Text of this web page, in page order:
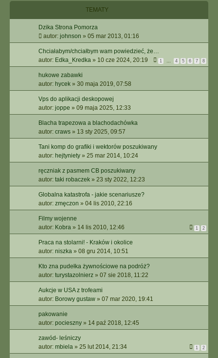
I
Z
A
A
N
S
O
W
A
N
TEMATY
Dzika Strona Pomorza
autor: johnson » 05 mar 2013, 01:16
Chciałabym/chciałbym wam powiedzieć, że…
autor: Edka_Kredka » 10 cze 2024, 20:19 1 4 5 6 7 8
hukowe zabawki
autor: hycek » 30 maja 2019, 07:58
Vps do aplikacji deskopowej
autor: joppe » 09 maja 2025, 12:33
Blacha trapezowa a blachodachówka
autor: craws » 13 sty 2025, 09:57
Tani komp do grafiki i wektorów poszukiwany
autor: hejtyniety » 25 mar 2014, 10:24
ręczniak z pasmem CB poszukiwany
autor: taki robaczek » 23 sty 2022, 12:23
Globalna katastrofa - jakie scenariusze?
autor: zmęczon » 04 lis 2010, 22:16
Filmy wojenne
autor: Kobra » 14 lis 2010, 12:46 1 2
Praca na stolarni! - Kraków i okolice
autor: niszka » 08 gru 2014, 10:51
Kto zna pudełka żywnościowe na podróż?
autor: turystazolnierz » 07 sie 2018, 11:22
Aukcje w USA z trofeami
autor: Borowy gustaw » 07 mar 2020, 19:41
pakowanie
autor: pocieszny » 14 paź 2018, 12:45
zawód- leśniczy
autor: mbiela » 25 lut 2014, 21:34 1 2